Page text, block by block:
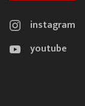
instagram
youtube